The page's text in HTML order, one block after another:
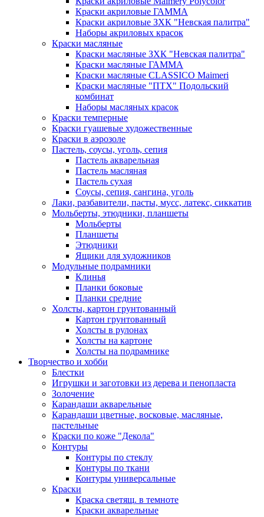
Краски акриловые ГАММА
Краски акриловые ЗХК "Невская палитра"
Наборы акриловых красок
Краски масляные
Краски масляные ЗХК "Невская палитра"
Краски масляные ГАММА
Краски масляные CLASSICO Maimeri
Краски масляные "ПТХ" Подольский
комбинат
Наборы масляных красок
Краски темперные
Краски гуашевые художественные
Краски в аэрозоле
Пастель, соусы, уголь, сепия
Пастель акварельная
Пастель масляная
Пастель сухая
Соусы, сепия, сангина, уголь
Лаки, разбавители, пасты, мусс, латекс, сиккатив
Мольберты, этюдники, планшеты
Мольберты
Планшеты
Этюдники
Ящики для художников
Модульные подрамники
Клинья
Планки боковые
Планки средние
Холсты, картон грунтованный
Картон грунтованный
Холсты в рулонах
Холсты на картоне
Холсты на подрамнике
Творчество и хобби
Блестки
Игрушки и заготовки из дерева и пенопласта
Золочение
Карандаши акварельные
Карандаши цветные, восковые, масляные,
пастельные
Краски по коже "Декола"
Контуры
Контуры по стеклу
Контуры по ткани
Контуры универсальные
Краски
Краска светящ. в темноте
Краски акварельные